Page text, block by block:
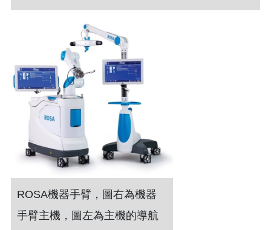
ROSA機器手臂，圖右為機器
手臂主機，圖左為主機的導航